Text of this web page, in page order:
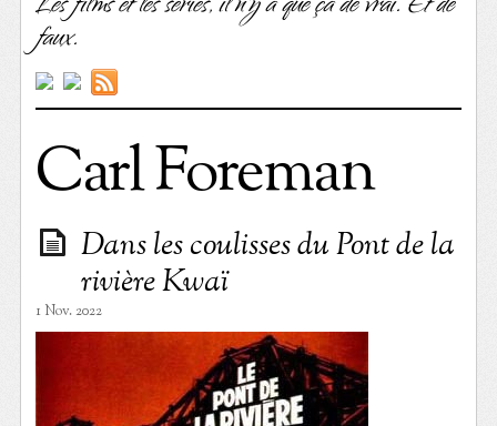
faux.
Carl Foreman
Dans les coulisses du Pont de la
rivière Kwaï
1 Nov. 2022